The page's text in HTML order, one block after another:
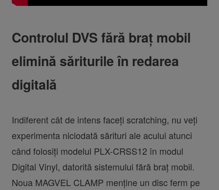
Controlul DVS fără braț mobil
elimină săriturile în redarea
digitală
Indiferent cât de intens faceți scratching, nu veți
experimenta niciodată sărituri ale acului atunci
când folosiți modelul PLX-CRSS12 în modul
Digital Vinyl, datorită sistemului fără braț mobil.
Noua MAGVEL CLAMP menține un disc ferm pe